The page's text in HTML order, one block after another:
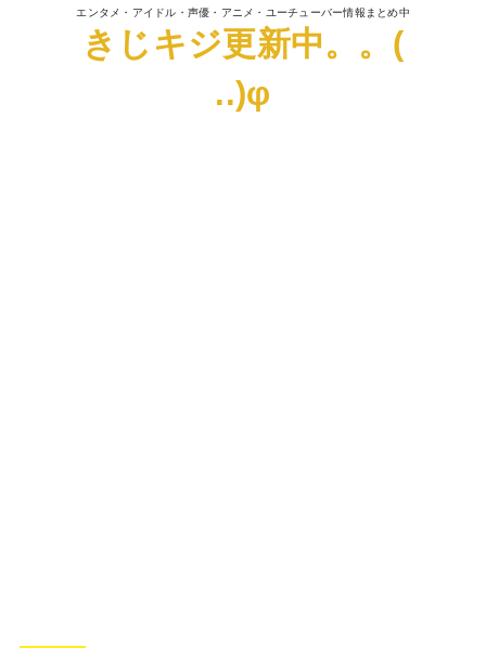
エンタメ・アイドル・声優・アニメ・ユーチューバー情報まとめ中
きじキジ更新中。。(
..)φ